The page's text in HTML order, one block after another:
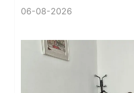
06-08-2026